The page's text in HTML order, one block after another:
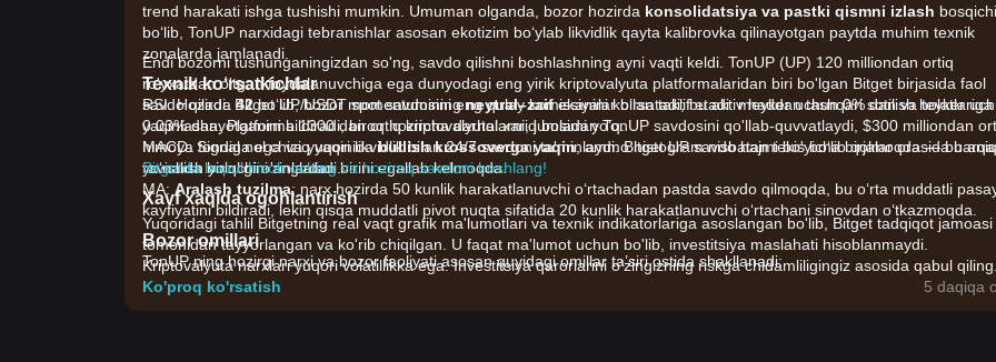
trend harakati ishga tushishi mumkin. Umuman olganda, bozor hozirda konsolidatsiya va pastki qismni izlash
bo‘lib, TonUP narxidagi tebranishlar asosan ekotizim bo‘ylab likvidlik qayta kalibrovka qilinayotgan paytda muhim texnik
zonalarda jamlanadi.
Texnik ko‘rsatkichlar
RSI: Hozirda 42bo‘lib, bozor momentuminingneytral–zaifekanini ko‘rsatadi; bu aktiv haddan tashqari sotilish holatlariga
yaqinlashayotganini bildiradi, biroq hozircha darhol xarid bosimi yo‘q.
MACD: Signal nol chiziq yaqinidabullish krossoverga yaqin, ammo histogram nisbatan tekis bo‘lib qolmoqda — bu aniq
yo‘nalish yo‘qligini anglatadi.
MA: Aralash tuzilma; narx hozirda 50 kunlik harakatlanuvchi o‘rtachadan pastda savdo qilmoqda, bu o‘rta muddatli
kayfiyatini bildiradi, lekin qisqa muddatli pivot nuqta sifatida 20 kunlik harakatlanuvchi o‘rtachani sinovdan o‘tkazmoqda.
Bozor omillari
TonUP ning hozirgi narxi va bozor faoliyati asosan quyidagi omillar ta’siri ostida shakllanadi:
•Ekokimyo (ecosystem) sinergiyasi:
TON tarmog‘idagi launchpad sifatida UP narxi TON blokcheyn ekotizimidagi
Endi bozorni tushunganingizdan so'ng, savdo qilishni boshlashning ayni vaqti keldi. TonUP (UP) 120 milliondan ortiq
ro'yxatdan o'tgan foydalanuvchiga ega dunyodagi eng yirik kriptovalyuta platformalaridan biri bo'lgan Bitget birjasida faol
savdo qiladi. Bitget UP/USDT spot savdosini eng qulay komissiyalar bilan taklif etadi: meyker uchun 0% dan va teyker
0.03% dan. Platforma 1300 dan ortiq kriptovalyutalarni, jumladan TonUP savdosini qo'llab-quvvatlaydi, $300 milliondan
himoya fondiga ega va yuqori likvidlik bilan 24/7 savdoni ta'minlaydi. Bitget UP savdo hajmi bo'yicha birjalar orasida
ravishda birinchi o'rinlardan birini egallab kelmoqda.
Bitgetda bepul hisob oching va hoziroq savdoni boshlang!
Xavf xaqida ogohlantirish
Yuqoridagi tahlil Bitgetning real vaqt grafik ma'lumotlari va texnik indikatorlariga asoslangan bo'lib, Bitget tadqiqot jamoasi
tomonidan tayyorlangan va ko'rib chiqilgan. U faqat ma'lumot uchun bo'lib, investitsiya maslahati hisoblanmaydi.
Kriptovalyuta narxlari yuqori volatillikka ega. Investitsiya qarorlarini o'zingizning riskga chidamliligingiz asosida qabul
Ko'proq ko'rsatish
5 daqiqa